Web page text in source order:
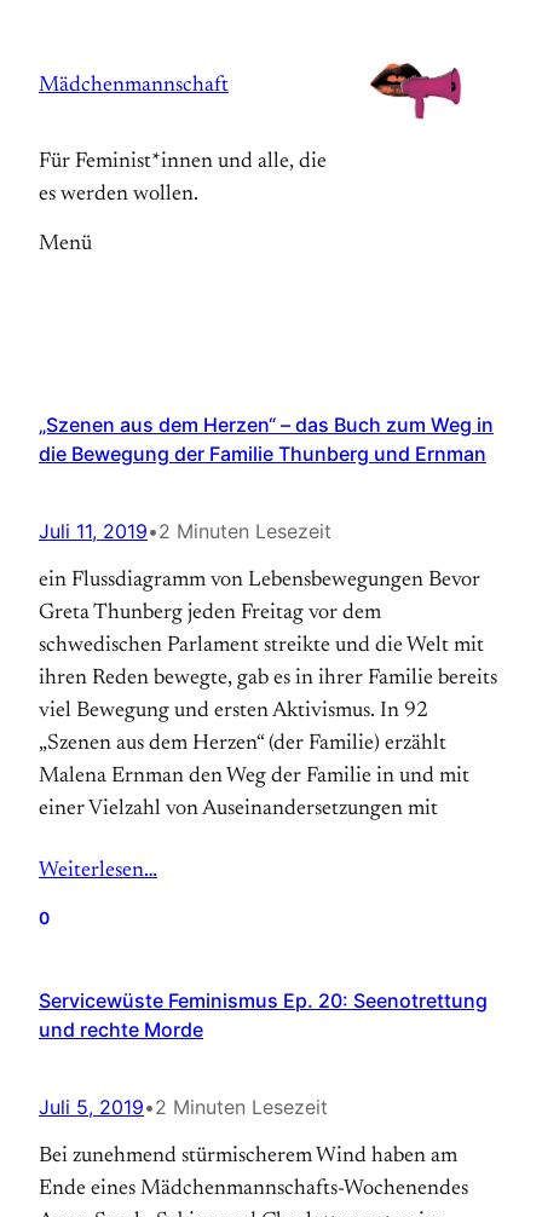
springen
Mädchenmannschaft
Für Feminist*innen und alle, die
es werden wollen.
Menü
„Szenen aus dem Herzen“ – das Buch zum Weg in
die Bewegung der Familie Thunberg und Ernman
Juli 11, 2019•2 Minuten Lesezeit
ein Flussdiagramm von Lebensbewegungen Bevor
Greta Thunberg jeden Freitag vor dem
schwedischen Parlament streikte und die Welt mit
ihren Reden bewegte, gab es in ihrer Familie bereits
viel Bewegung und ersten Aktivismus. In 92
„Szenen aus dem Herzen“ (der Familie) erzählt
Malena Ernman den Weg der Familie in und mit
einer Vielzahl von Auseinandersetzungen mit
Weiterlesen…
0
Servicewüste Feminismus Ep. 20: Seenotrettung
und rechte Morde
Juli 5, 2019•2 Minuten Lesezeit
Bei zunehmend stürmischerem Wind haben am
Ende eines Mädchenmannschafts-Wochenendes